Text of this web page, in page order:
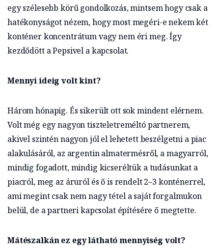
egy szélesebb körű gondolkozás, mintsem hogy csak a
hatékonyságot nézem, hogy most megéri-e nekem két
konténer koncentrátum vagy nem éri meg. Így
kezdődött a Pepsivel a kapcsolat.
Mennyi ideig volt kint?
Három hónapig. És sikerült ott sok mindent elérnem.
Volt még egy nagyon tiszteletreméltó partnerem,
akivel szintén nagyon jól el lehetett beszélgetni a piac
alakulásáról, az argentin almatermésről, a magyarról,
mindig fogadott, mindig kicseréltük a tudásunkat a
piacról, meg az áruról és ő is rendelt 2–3 konténerrel,
ami megint csak nem nagy tétel a saját forgalmukon
belül, de a partneri kapcsolat építésére ő megtette.
Mátészalkán ez egy látható mennyiség volt?